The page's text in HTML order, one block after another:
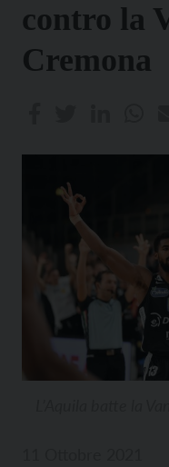
contro la
Cremona